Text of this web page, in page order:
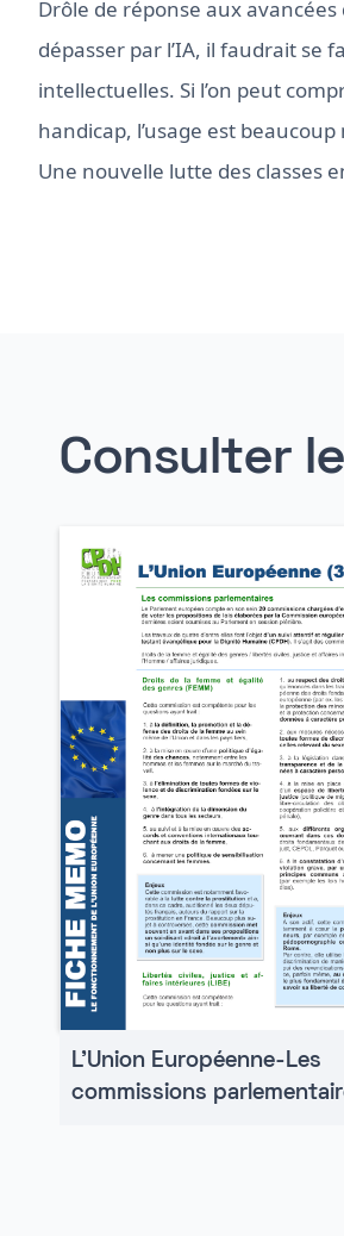
Drôle de réponse aux
dépasser par l’IA, il faudrait se
intellectuelles. Si l’on peut
handicap, l’usage est
Une nouvelle lutte des classes
Consulter
L'Union Européenne-Les
commissions